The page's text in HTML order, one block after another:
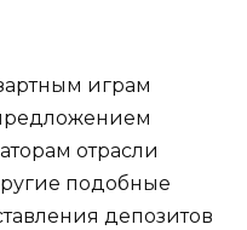
играм
отрасли
подобные
депозитов